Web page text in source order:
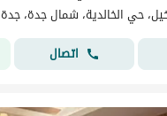
حي الخالدية، شمال جدة، جدة
اتصال